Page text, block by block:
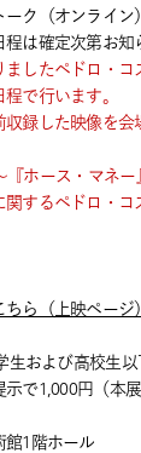
ーク（オンライ
は確定次第お知
ましたペドロ・
で行います。
録した映像を会
『ホース・マネー
関するペドロ・
ちら（上映ページ）
生および高校生以
で1,000円（本
館1階ホール